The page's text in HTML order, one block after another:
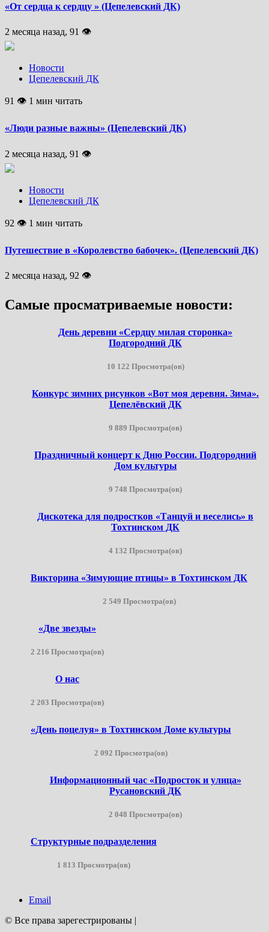
«От сердца к сердцу » (Цепелевский ДК)
2 месяца назад, 91 👁
Новости
Цепелевский ДК
91 👁 1 мин читать
«Люди разные важны» (Цепелевский ДК)
2 месяца назад, 91 👁
Новости
Цепелевский ДК
92 👁 1 мин читать
Путешествие в «Королевство бабочек». (Цепелевский ДК)
2 месяца назад, 92 👁
Самые просматриваемые новости:
День деревни «Сердцу милая сторонка»
Подгородний ДК
10 122 Просмотра(ов)
Конкурс зимних рисунков «Вот моя деревня. Зима».
Цепелёвский ДК
9 889 Просмотра(ов)
Праздничный концерт к Дню России. Подгородний
Дом культуры
9 748 Просмотра(ов)
Дискотека для подростков «Танцуй и веселись» в
Тохтинском ДК
4 132 Просмотра(ов)
Викторина «Зимующие птицы» в Тохтинском ДК
2 549 Просмотра(ов)
«Две звезды»
2 216 Просмотра(ов)
О нас
2 203 Просмотра(ов)
«День поцелуя» в Тохтинском Доме культуры
2 092 Просмотра(ов)
Информационный час «Подросток и улица»
Русановский ДК
2 048 Просмотра(ов)
Структурные подразделения
1 813 Просмотра(ов)
Email
© Все права зарегестрированы |